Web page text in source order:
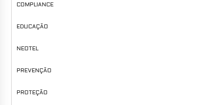
COMPLIANCE
EDUCAÇÃO
NEOTEL
PREVENÇÃO
PROTEÇÃO